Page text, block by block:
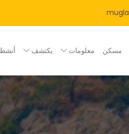
mugla
مسكن معلومات يكتشف